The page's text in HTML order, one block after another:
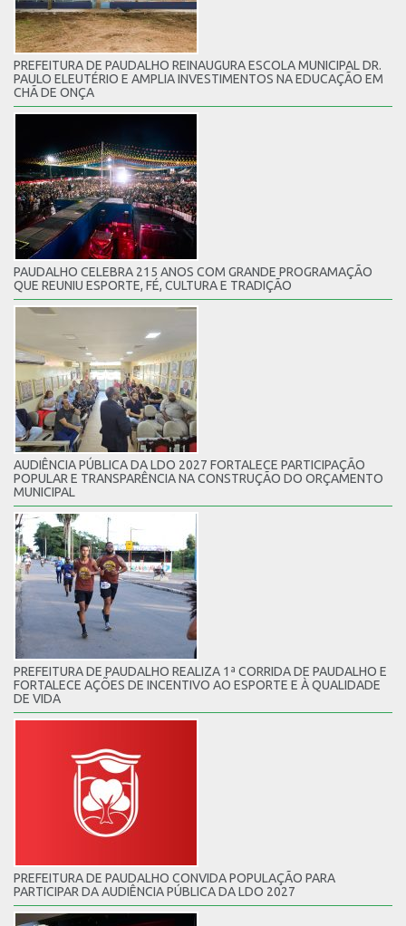
PREFEITURA DE PAUDALHO REINAUGURA ESCOLA MUNICIPAL DR.
PAULO ELEUTÉRIO E AMPLIA INVESTIMENTOS NA EDUCAÇÃO EM
CHÃ DE ONÇA
PAUDALHO CELEBRA 215 ANOS COM GRANDE PROGRAMAÇÃO
QUE REUNIU ESPORTE, FÉ, CULTURA E TRADIÇÃO
AUDIÊNCIA PÚBLICA DA LDO 2027 FORTALECE PARTICIPAÇÃO
POPULAR E TRANSPARÊNCIA NA CONSTRUÇÃO DO ORÇAMENTO
MUNICIPAL
PREFEITURA DE PAUDALHO REALIZA 1ª CORRIDA DE PAUDALHO E
FORTALECE AÇÕES DE INCENTIVO AO ESPORTE E À QUALIDADE
DE VIDA
PREFEITURA DE PAUDALHO CONVIDA POPULAÇÃO PARA
PARTICIPAR DA AUDIÊNCIA PÚBLICA DA LDO 2027